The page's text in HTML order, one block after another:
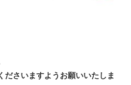
さいますようお願いいたしま